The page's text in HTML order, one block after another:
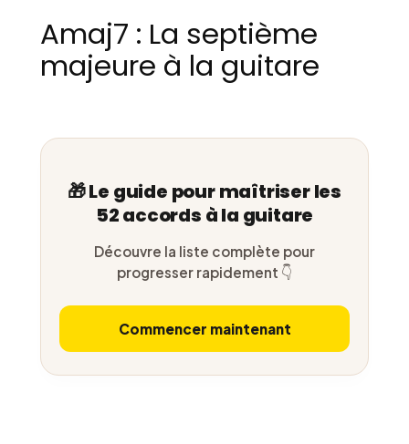
Amaj7 : La septième
majeure à la guitare
🎁 Le guide pour maîtriser les
52 accords à la guitare
Découvre la liste complète pour
progresser rapidement 👇
Commencer maintenant